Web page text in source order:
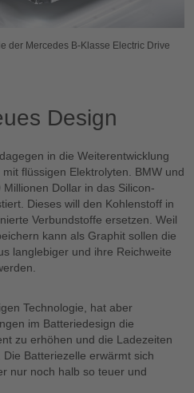
der Mercedes B-Klasse Electric Drive
Design
in die Weiterentwicklung
flüssigen Elektrolyten. BMW und
Dollar in das Silicon-
Dieses will den Kohlenstoff in
Verbundstoffe ersetzen. Weil
kann als Graphit sollen die
langlebiger und ihre Reichweite
Technologie, hat aber
im Batteriedesign die
zu erhöhen und die Ladezeiten
Batteriezelle erwärmt sich
nur noch halb so teuer und